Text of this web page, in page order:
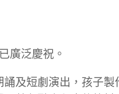
廣泛慶祝。
及短劇演出，孩子製